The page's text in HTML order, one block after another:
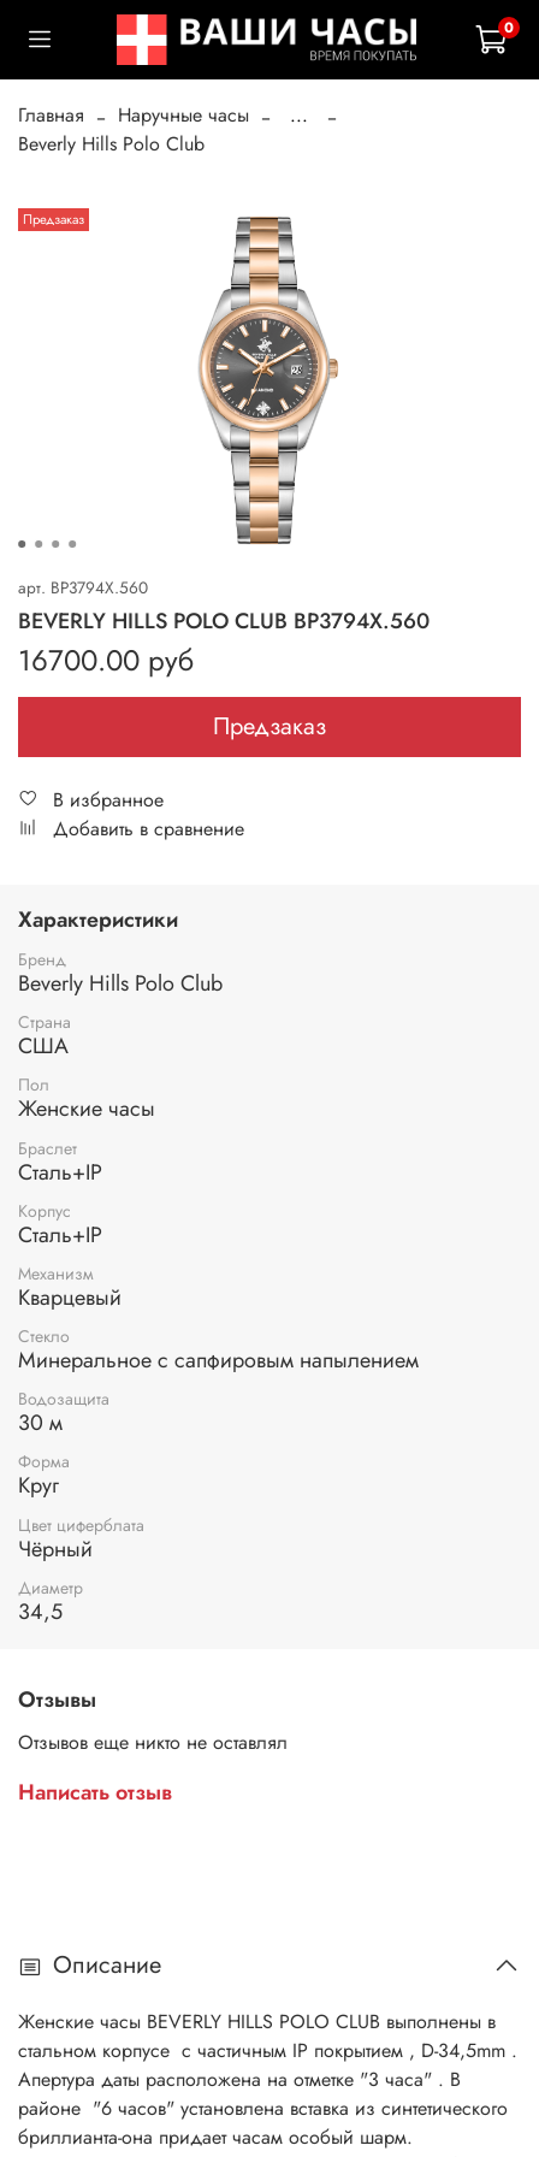
0
Главная Наручные часы
...
Beverly Hills Polo Club
Предзаказ
арт. BP3794Х.560
BEVERLY HILLS POLO CLUB BP3794Х.560
16700.00 руб
Предзаказ
В избранное
Добавить в сравнение
Характеристики
Бренд
Beverly Hills Polo Club
Страна
США
Пол
Женские часы
Браслет
Сталь+IP
Корпус
Сталь+IP
Механизм
Кварцевый
Стекло
Минеральное с сапфировым напылением
Водозащита
30 м
Форма
Круг
Цвет циферблата
Чёрный
Диаметр
34,5
Отзывы
Отзывов еще никто не оставлял
Написать отзыв
Описание
Женские часы BEVERLY HILLS POLO CLUB выполнены в
стальном корпусе с частичным IP покрытием , D-34,5mm .
Апертура даты расположена на отметке "3 часа" . В
районе "6 часов" установлена вставка из синтетического
бриллианта-она придает часам особый шарм.